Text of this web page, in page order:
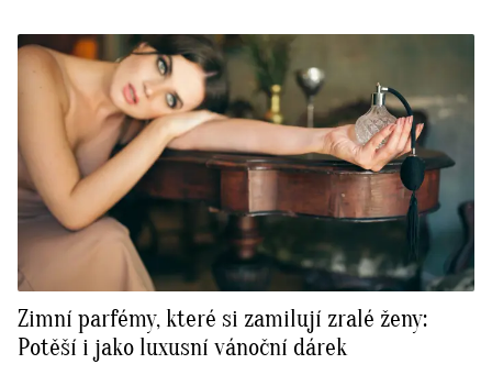
Zimní parfémy, které si zamilují zralé ženy:
Potěší i jako luxusní vánoční dárek